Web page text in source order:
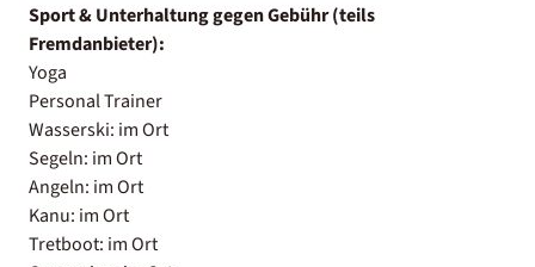
Sport & Unterhaltung gegen Gebühr (teils
Fremdanbieter):
Yoga
Personal Trainer
Wasserski: im Ort
Segeln: im Ort
Angeln: im Ort
Kanu: im Ort
Tretboot: im Ort